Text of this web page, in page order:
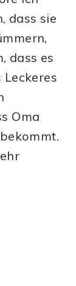
dass sie
dass es
Oma